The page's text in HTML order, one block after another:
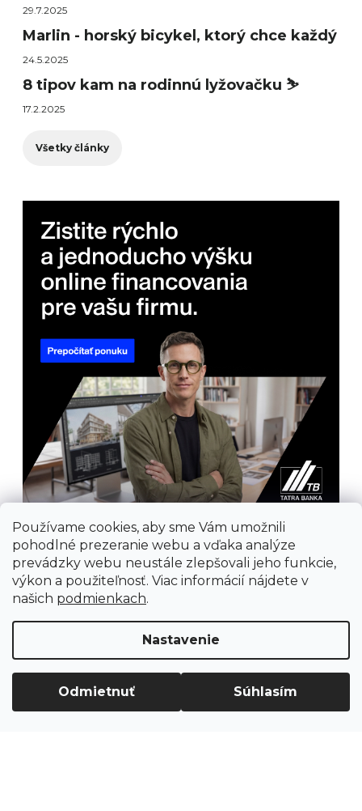
Používame cookies, aby sme Vám umožnili
pohodlné prezeranie webu a vďaka analýze
prevádzky webu neustále zlepšovali jeho funkcie,
výkon a použiteľnosť. Viac informácií nájdete v
našich podmienkach.
Nastavenie
Odmietnuť Súhlasím
29.7.2025
Marlin - horský bicykel, ktorý chce každý
24.5.2025
8 tipov kam na rodinnú lyžovačku ⛷️
17.2.2025
Všetky články
Vytvoril Shoptet